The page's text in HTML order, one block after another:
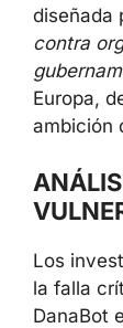
diseñada
contra
Europa,
ambición
Los
la falla
DanaBot